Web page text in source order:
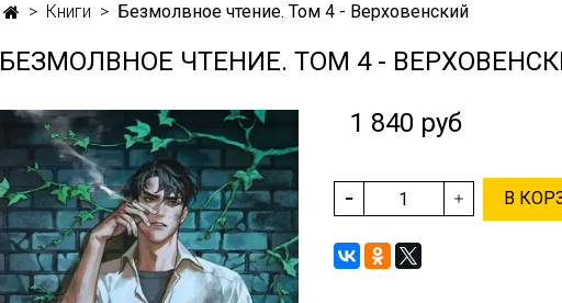
Книги Безмолвное чтение. Том 4 - Верховенский
БЕЗМОЛВНОЕ ЧТЕНИЕ. ТОМ 4 -
1 840 руб
В